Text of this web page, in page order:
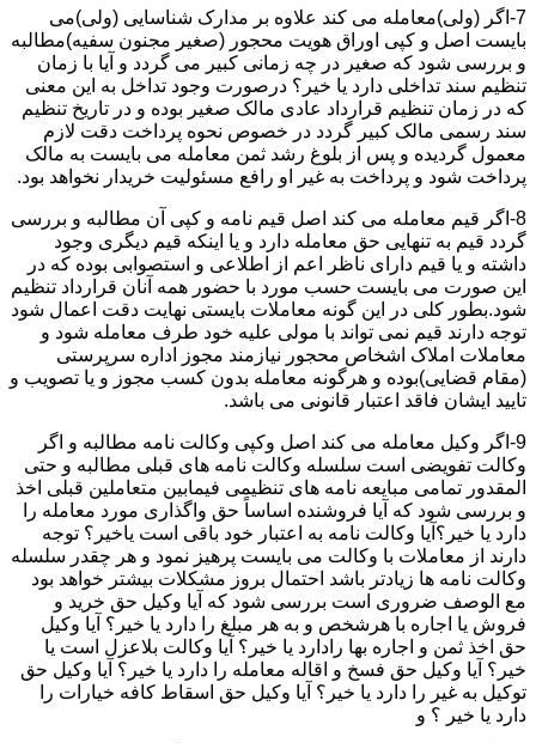
7-اگر (ولی)معامله می کند علاوه بر مدارک شناسایی (ولی)می
بایست اصل و کپی اوراق هویت محجور (صغیر مجنون سفیه)مطالبه
و بررسی شود که صغیر در چه زمانی کبیر می گردد و آیا با زمان
تنظیم سند تداخلی دارد یا خیر؟ درصورت وجود تداخل به این معنی
که در زمان تنظیم قرارداد عادی مالک صغیر بوده و در تاریخ تنظیم
سند رسمی مالک کبیر گردد در خصوص نحوه پرداخت دقت لازم
معمول گردیده و پس از بلوغ رشد ثمن معامله می بایست به مالک
پرداخت شود و پرداخت به غیر او رافع مسئولیت خریدار نخواهد بود.
8-اگر قیم معامله می کند اصل قیم نامه و کپی آن مطالبه و بررسی
گردد قیم به تنهایی حق معامله دارد و یا اینکه قیم دیگری وجود
داشته و یا قیم دارای ناظر اعم از اطلاعی و استصوابی بوده که در
این صورت می بایست حسب مورد با حضور همه آنان قرارداد تنظیم
شود.بطور کلی در این گونه معاملات بایستی نهایت دقت اعمال شود
توجه دارند قیم نمی تواند با مولی علیه خود طرف معامله شود و
معاملات املاک اشخاص محجور نیازمند مجوز اداره سرپرستی
(مقام قضایی)بوده و هرگونه معامله بدون کسب مجوز و یا تصویب و
تایید ایشان فاقد اعتبار قانونی می باشد.
9-اگر وکیل معامله می کند اصل وکپی وکالت نامه مطالبه و اگر
وکالت تفویضی است سلسله وکالت نامه های قبلی مطالبه و حتی
المقدور تمامی مبایعه نامه های تنظیمی فیمابین متعاملین قبلی اخذ
و بررسی شود که آیا فروشنده اساساً حق واگذاری مورد معامله را
دارد یا خیر؟آیا وکالت نامه به اعتبار خود باقی است یاخیر؟ توجه
دارند از معاملات با وکالت می بایست پرهیز نمود و هر چقدر سلسله
وکالت نامه ها زیادتر باشد احتمال بروز مشکلات بیشتر خواهد بود
مع الوصف ضروری است بررسی شود که آیا وکیل حق خرید و
فروش یا اجاره با هرشخص و به هر مبلغ را دارد یا خیر؟ آیا وکیل
حق اخذ ثمن و اجاره بها رادارد یا خیر؟ آیا وکالت بلاعزل است یا
خیر؟ آیا وکیل حق فسخ و اقاله معامله را دارد یا خیر؟ آیا وکیل حق
توکیل به غیر را دارد یا خیر؟ آیا وکیل حق اسقاط کافه خیارات را
دارد یا خیر ؟ و